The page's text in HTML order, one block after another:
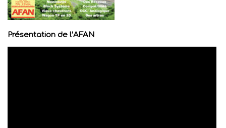
Présentation de l’AFAN